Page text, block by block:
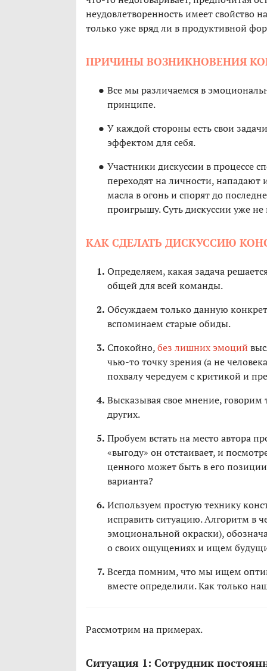
неудовлетворенность имеет свойство
только уже вряд ли в продуктивной
ПРИЧИНЫ ВОЗНИКНОВЕНИЯ
Все мы различаемся в
принципе.
У каждой стороны есть свои
эффектом для себя.
Участники дискуссии в процессе
переходят на личности,
масла в огонь и спорят до
проигрышу. Суть дискуссии уже
КАК СДЕЛАТЬ ДИСКУССИЮ
Определяем, какая задача
общей для всей команды.
Обсуждаем только данную
вспоминаем старые обиды.
Спокойно,без лишних эмоций
чью-то точку зрения (а не
похвалу чередуем с критикой и
Высказывая свое мнение, говорим
других.
Пробуем встать на место автора
«выгоду» он отстаивает, и
ценного может быть в его
варианта?
Используем простую технику
исправить ситуацию. Алгоритм в
эмоциональной окраски),
о своих ощущениях и ищем
Всегда помним, что мы ищем
вместе определили. Как только
Рассмотрим на примерах.
Ситуация 1: Сотрудник